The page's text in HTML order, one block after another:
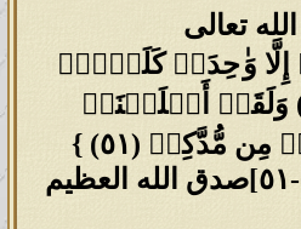
تعالى
وَ ٰ⁠حِدَةࣱ كَلَمۡحِۭ
(٥٠) وَلَقَدۡ أَهۡلَكۡنَاۤ
مُّدَّكِرࣲ (٥١) }